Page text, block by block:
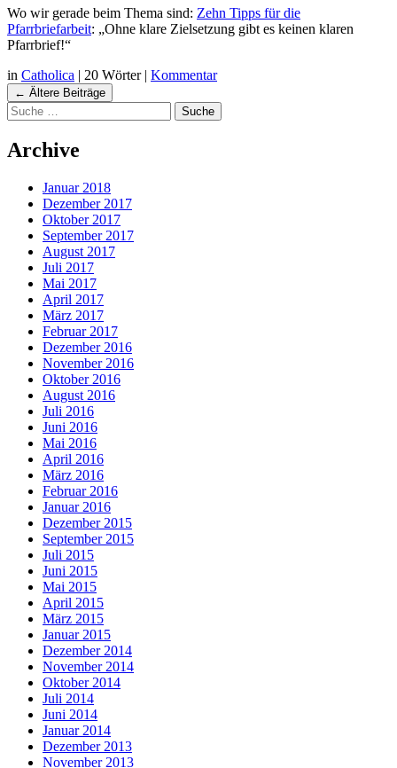
Wo wir gerade beim Thema sind: Zehn Tipps für die
Pfarrbriefarbeit: „Ohne klare Zielsetzung gibt es keinen klaren
Pfarrbrief!“
in Catholica | 20 Wörter | Kommentar
Navigation
Beiträgen
← Ältere Beiträge
Suche
Archive
Januar 2018
Dezember 2017
Oktober 2017
September 2017
August 2017
Juli 2017
Mai 2017
April 2017
März 2017
Februar 2017
Dezember 2016
November 2016
Oktober 2016
August 2016
Juli 2016
Juni 2016
Mai 2016
April 2016
März 2016
Februar 2016
Januar 2016
Dezember 2015
September 2015
Juli 2015
Juni 2015
Mai 2015
April 2015
März 2015
Januar 2015
Dezember 2014
November 2014
Oktober 2014
Juli 2014
Juni 2014
Januar 2014
Dezember 2013
November 2013